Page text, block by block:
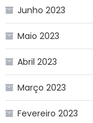
Junho 2023
Maio 2023
Abril 2023
Março 2023
Fevereiro 2023